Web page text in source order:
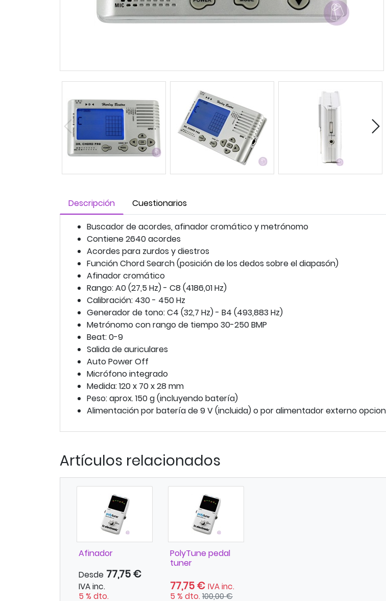
Descripción
Cuestionarios
Buscador de acordes, afinador cromático y metrónomo
Contiene 2640 acordes
Acordes para zurdos y diestros
Función Chord Search (posición de los dedos sobre el diapasón)
Afinador cromático
Rango: A0 (27,5 Hz) - C8 (4186,01 Hz)
Calibración: 430 - 450 Hz
Generador de tono: C4 (32,7 Hz) - B4 (493,883 Hz)
Metrónomo con rango de tiempo 30-250 BMP
Beat: 0-9
Salida de auriculares
Auto Power Off
Micrófono integrado
Medida: 120 x 70 x 28 mm
Peso: aprox. 150 g (incluyendo batería)
Alimentación por batería de 9 V (incluida) o por alimentador externo
Artículos relacionados
Afinador
Desde 77,75 €
IVA inc.
5 % dto.
PolyTune pedal
tuner
77,75 € IVA inc.
5 % dto. 100,00 €